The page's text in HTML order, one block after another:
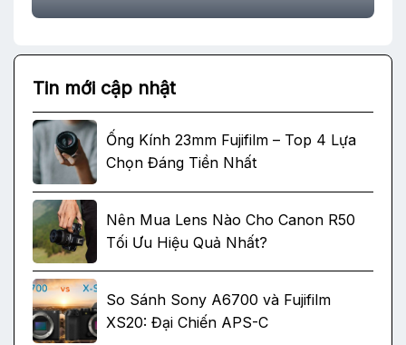
Tin mới cập nhật
Ống Kính 23mm Fujifilm – Top 4 Lựa
Chọn Đáng Tiền Nhất
Nên Mua Lens Nào Cho Canon R50
Tối Ưu Hiệu Quả Nhất?
So Sánh Sony A6700 và Fujifilm
XS20: Đại Chiến APS-C